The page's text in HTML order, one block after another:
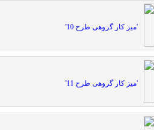
'میز کار گروهی طرح 10'
'میز کار گروهی طرح 11'